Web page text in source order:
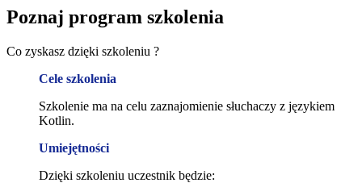
Poznaj program szkolenia
Co zyskasz dzięki szkoleniu ?
Cele szkolenia
Szkolenie ma na celu zaznajomienie słuchaczy z językiem
Kotlin.
Umiejętności
Dzięki szkoleniu uczestnik będzie: